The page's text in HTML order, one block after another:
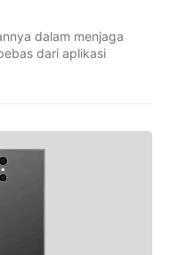
dalam menjaga
dari aplikasi